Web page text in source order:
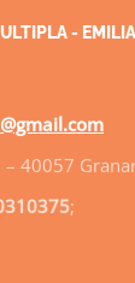
-
40057
;